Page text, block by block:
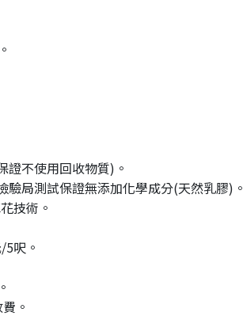
證不使用回收物質)。
驗局測試保證無添加化學成分(天然乳膠)。
技術。
5呎。
。